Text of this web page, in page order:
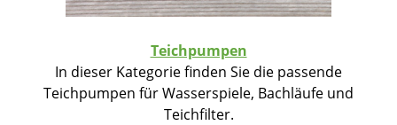
Teichpumpen
In dieser Kategorie finden Sie die passende
Teichpumpen für Wasserspiele, Bachläufe und
Teichfilter.